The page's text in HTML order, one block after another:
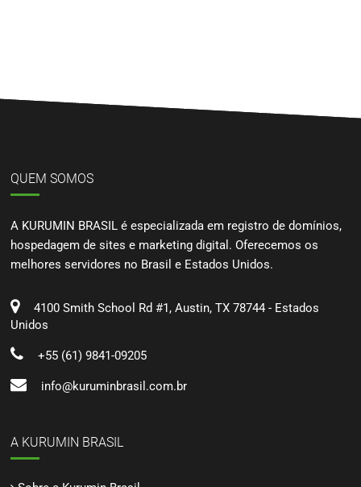
QUEM SOMOS
A KURUMIN BRASIL é especializada em registro de domínios,
hospedagem de sites e marketing digital. Oferecemos os
melhores servidores no Brasil e Estados Unidos.
4100 Smith School Rd #1, Austin, TX 78744 - Estados
Unidos
+55 (61) 9841-09205
info@kuruminbrasil.com.br
A KURUMIN BRASIL